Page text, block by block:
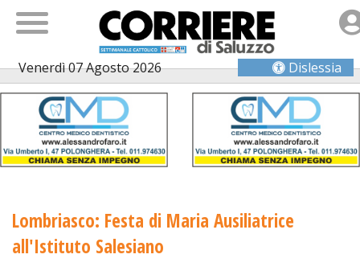
Venerdì 07 Agosto 2026 Dislessia
Lombriasco: Festa di Maria Ausiliatrice
all'Istituto Salesiano